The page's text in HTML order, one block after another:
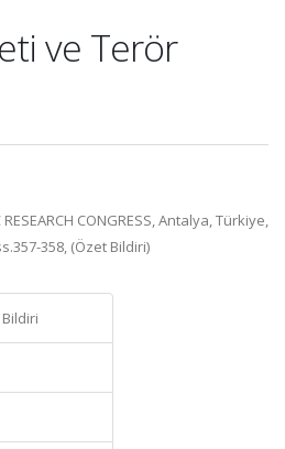
ve Terör
RESEARCH CONGRESS, Antalya, Türkiye,
358, (Özet Bildiri)